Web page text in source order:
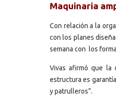
Maquinaria
Con relación a la
con los planes
semana con los
Vivas afirmó que la
estructura es
y patrulleros”.